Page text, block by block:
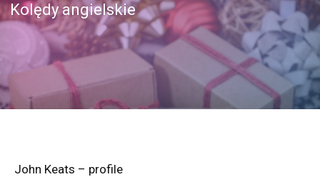
Kolędy angielskie
John Keats – profile